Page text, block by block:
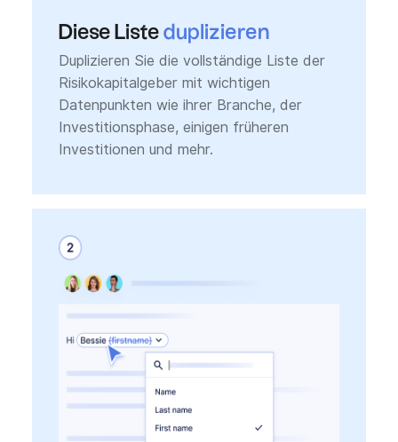
Diese Liste duplizieren
Duplizieren Sie die vollständige Liste der
Risikokapitalgeber mit wichtigen
Datenpunkten wie ihrer Branche, der
Investitionsphase, einigen früheren
Investitionen und mehr.